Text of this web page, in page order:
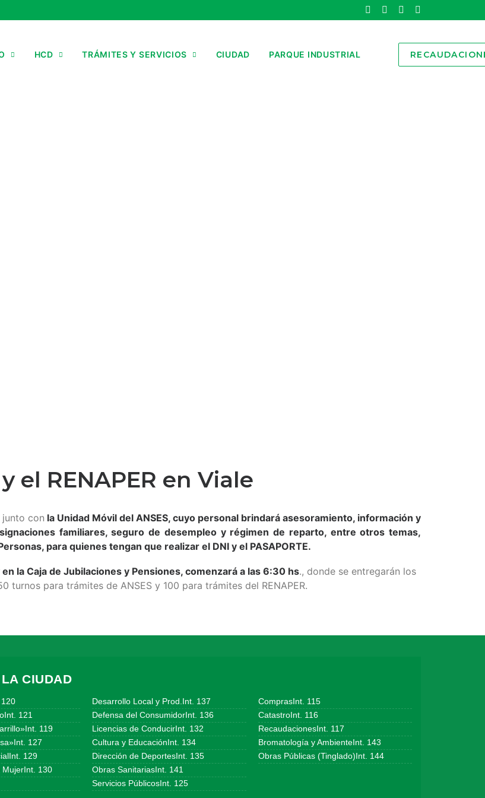
HCD TRÁMITES Y SERVICIOS CIUDAD PARQUE INDUSTRIAL
el RENAPER en Viale
con la Unidad Móvil del ANSES, cuyo personal brindará asesoramiento, información y
familiares, seguro de desempleo y régimen de reparto, entre otros temas,
para quienes tengan que realizar el DNI y el PASAPORTE.
la Caja de Jubilaciones y Pensiones, comenzará a las 6:30 hs., donde se entregarán los
turnos para trámites de ANSES y 100 para trámites del RENAPER.
CIUDAD
121
119
127
129
130
Desarrollo Local y Prod.Int. 137
Defensa del ConsumidorInt. 136
Licencias de ConducirInt. 132
Cultura y EducaciónInt. 134
Dirección de DeportesInt. 135
Obras SanitariasInt. 141
Servicios PúblicosInt. 125
ComprasInt. 115
CatastroInt. 116
RecaudacionesInt. 117
Bromatología y AmbienteInt. 143
Obras Públicas (Tinglado)Int. 144